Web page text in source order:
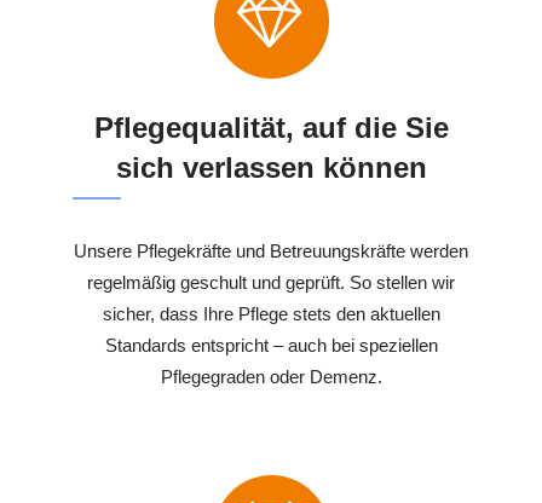
Pflegequalität, auf die Sie
sich verlassen können
Unsere Pflegekräfte und Betreuungskräfte werden
regelmäßig geschult und geprüft. So stellen wir
sicher, dass Ihre Pflege stets den aktuellen
Standards entspricht – auch bei speziellen
Pflegegraden oder Demenz.